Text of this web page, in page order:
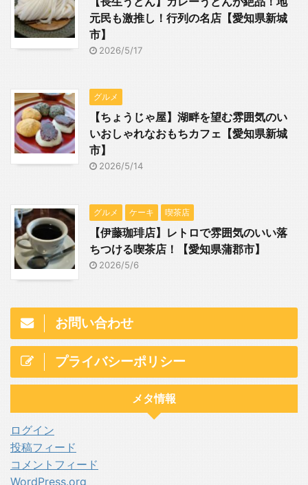
元民も激推し！行列の名店【愛知県新城
市】
2026/5/17
グルメ
【ちょうじゃ屋】湖畔を望む雰囲気のい
いおしゃれなおもちカフェ【愛知県新城
市】
2026/5/14
グルメ ケーキ 喫茶店
【伊藤珈琲店】レトロで雰囲気のいい落
ちつける喫茶店！【愛知県蒲郡市】
2026/5/6
お問い合わせ
プライバシーポリシー
メタ情報
ログイン
投稿フィード
コメントフィード
WordPress.org